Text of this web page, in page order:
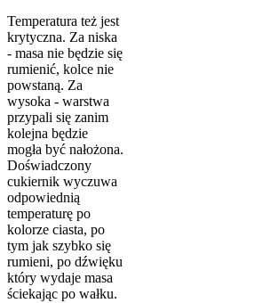
Temperatura też jest
krytyczna. Za niska
- masa nie będzie się
rumienić, kolce nie
powstaną. Za
wysoka - warstwa
przypali się zanim
kolejna będzie
mogła być nałożona.
Doświadczony
cukiernik wyczuwa
odpowiednią
temperaturę po
kolorze ciasta, po
tym jak szybko się
rumieni, po dźwięku
który wydaje masa
ściekając po wałku.